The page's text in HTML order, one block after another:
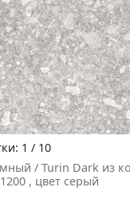
1 / 10
/ Turin Dark из
, цвет серый